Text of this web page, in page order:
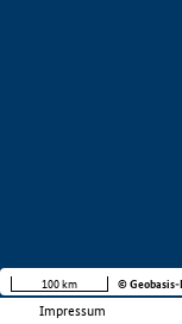
Impressum
100 km © Geobasis-